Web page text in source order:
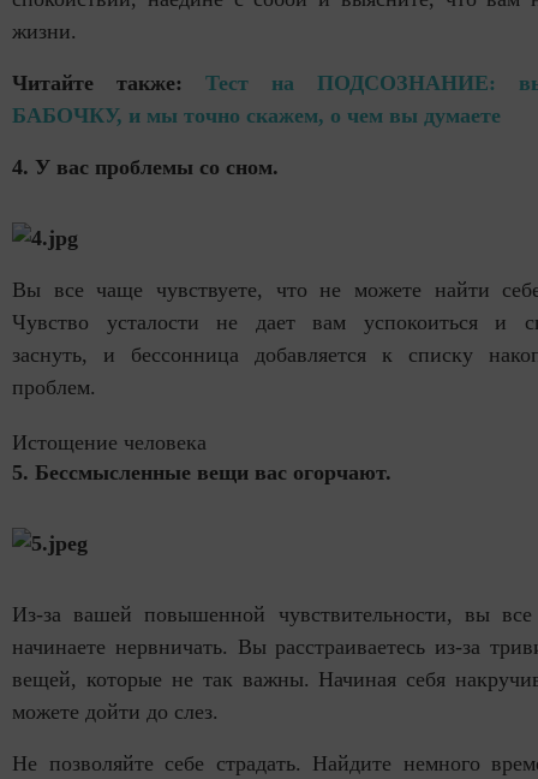
жизни.
Читайте также: Тест на ПОДСОЗНАНИЕ:
БАБОЧКУ, и мы точно скажем, о чем вы думаете
4. У вас проблемы со сном.
Вы все чаще чувствуете, что не можете найти
Чувство усталости не дает вам успокоиться и
заснуть, и бессонница добавляется к списку
проблем.
Истощение человека
5. Бессмысленные вещи вас огорчают.
Из-за вашей повышенной чувствительности, вы
начинаете нервничать. Вы расстраиваетесь из-за
вещей, которые не так важны. Начиная себя
можете дойти до слез.
Не позволяйте себе страдать. Найдите немного